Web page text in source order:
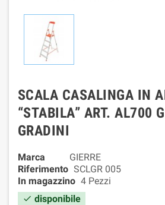
SCALA CASALINGA IN
“STABILA” ART. AL700
GRADINI
Marca
GIERRE
Riferimento SCLGR 005
In magazzino 4 Pezzi
 disponibile